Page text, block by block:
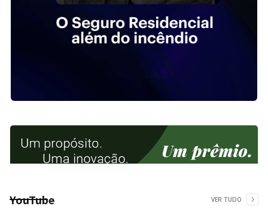
YouTube VER TUDO